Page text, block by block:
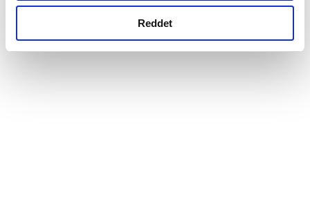
okumak ve sitemizi ziyaretiniz kapsamında
Reddet